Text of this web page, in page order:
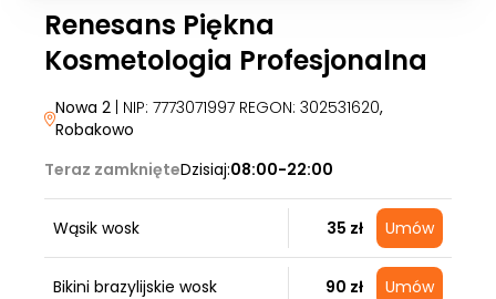
Renesans Piękna
Kosmetologia Profesjonalna
Nowa 2| NIP: 7773071997 REGON: 302531620,
Robakowo
Teraz zamknięteDzisiaj:08:00-22:00
Wąsik wosk 35 zł Umów
Bikini brazylijskie wosk 90 zł Umów